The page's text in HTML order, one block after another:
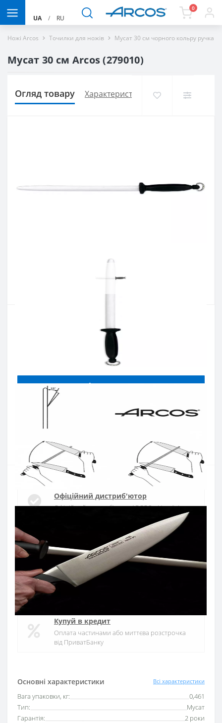
UA / RU
0
Ножі Arcos Точилки для ножів Мусат 30 см чорного кольру ручка
Мусат 30 см Arcos (279010)
Огляд товару Характеристики Доставка і
КУПИТИ
Купити
Основні характеристики Всі характеристики
Вага упаковки, кг:
0,461
Тип:
Мусат
Гарантія:
2 роки
Офіційний дистриб'ютор
Офіційний дистриб'ютор ARCOS в Україні
Швидка доставка
Доставка протягом 1-3 днів по Україні
Гарантія якості
10 років гарантія на ножі
Купуй в кредит
Оплата частинами або миттєва розстрочка
від ПриватБанку